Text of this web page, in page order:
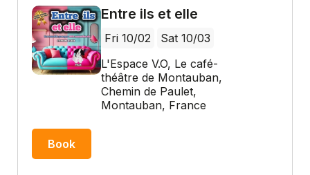
Entre ils et elle
Fri 10/02
Sat 10/03
L'Espace V.O, Le café-
théâtre de Montauban,
Chemin de Paulet,
Montauban, France
Book